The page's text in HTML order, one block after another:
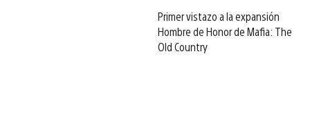
Primer vistazo a la expansión
Hombre de Honor de Mafia: The
Old Country